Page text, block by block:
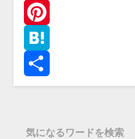
Facebook
Pinterest
Hatena
共
気になるワードを検索